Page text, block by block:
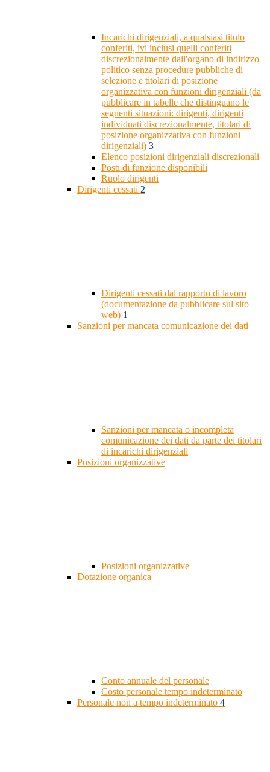
Incarichi dirigenziali, a qualsiasi titolo
conferiti, ivi inclusi quelli conferiti
discrezionalmente dall'organo di indirizzo
politico senza procedure pubbliche di
selezione e titolari di posizione
organizzativa con funzioni dirigenziali (da
pubblicare in tabelle che distinguano le
seguenti situazioni: dirigenti, dirigenti
individuati discrezionalmente, titolari di
posizione organizzativa con funzioni
dirigenziali) 3
Elenco posizioni dirigenziali discrezionali
Posti di funzione disponibili
Ruolo dirigenti
Dirigenti cessati 2
Dirigenti cessati dal rapporto di lavoro
(documentazione da pubblicare sul sito
web) 1
Sanzioni per mancata comunicazione dei dati
Sanzioni per mancata o incompleta
comunicazione dei dati da parte dei titolari
di incarichi dirigenziali
Posizioni organizzative
Posizioni organizzative
Dotazione organica
Conto annuale del personale
Costo personale tempo indeterminato
Personale non a tempo indeterminato 4